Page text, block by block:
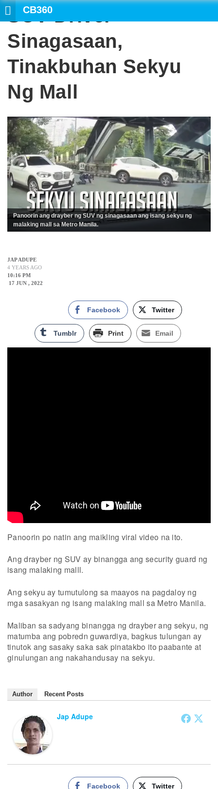
CB360
SUV Driver
Sinagasaan,
Tinakbuhan Sekyu
Ng Mall
Panoorin ang drayber ng SUV ng sinagasaan ang isang sekyu ng
malaking mall sa Metro Manila.
JAP ADUPE
4 YEARS AGO
10:16 PM
17 JUN , 2022
Facebook Twitter
Tumblr Print Email
Panoorin po natin ang maikling viral video na ito.
Ang drayber ng SUV ay binangga ang security guard ng
isang malaking malll.
Ang sekyu ay tumutulong sa maayos na pagdaloy ng
mga sasakyan ng isang malaking mall sa Metro Manila.
Maliban sa sadyang binangga ng drayber ang sekyu, ng
matumba ang pobredn guwardiya, bagkus tulungan ay
tinutok ang sasaky saka sak pinatakbo ito paabante at
ginulungan ang nakahandusay na sekyu.
Author Recent Posts
Jap Adupe
Facebook Twitter